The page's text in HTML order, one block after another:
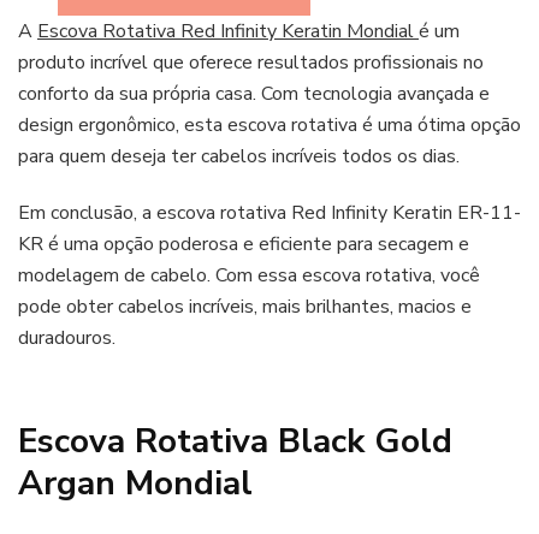
A Escova Rotativa Red Infinity Keratin Mondialé um
produto incrível que oferece resultados profissionais no
conforto da sua própria casa. Com tecnologia avançada e
design ergonômico, esta escova rotativa é uma ótima opção
para quem deseja ter cabelos incríveis todos os dias.
Em conclusão, a escova rotativa Red Infinity Keratin ER-11-
KR é uma opção poderosa e eficiente para secagem e
modelagem de cabelo. Com essa escova rotativa, você
pode obter cabelos incríveis, mais brilhantes, macios e
duradouros.
Escova Rotativa Black Gold
Argan Mondial